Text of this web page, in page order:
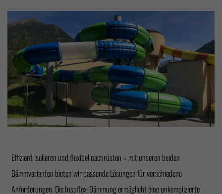
Effizient isolieren und flexibel nachrüsten – mit unseren beiden
Dämmvarianten bieten wir passende Lösungen für verschiedene
Anforderungen. Die Insuflex-Dämmung ermöglicht eine unkomplizierte